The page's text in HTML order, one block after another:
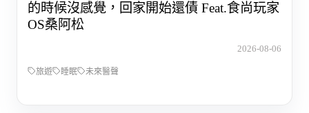
的時候沒感覺，回家開始還債 Feat.食尚玩家
OS桑阿松
2026-08-06
旅遊 睡眠 未來醫聲